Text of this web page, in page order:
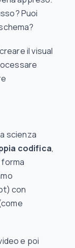
Puoi
il visual
scienza
codifica,
forma
con
e poi